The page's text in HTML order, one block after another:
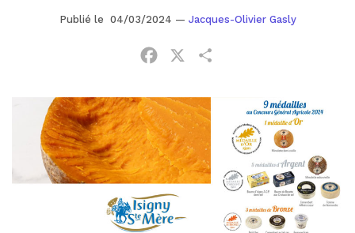
Publié le 04/03/2024 — Jacques-Olivier Gasly
Facebook